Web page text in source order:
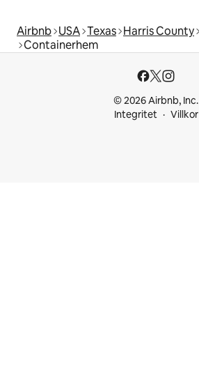
Airbnb USA Texas Harris County
Containerhem
© 2026 Airbnb, Inc.
Integritet
Villkor